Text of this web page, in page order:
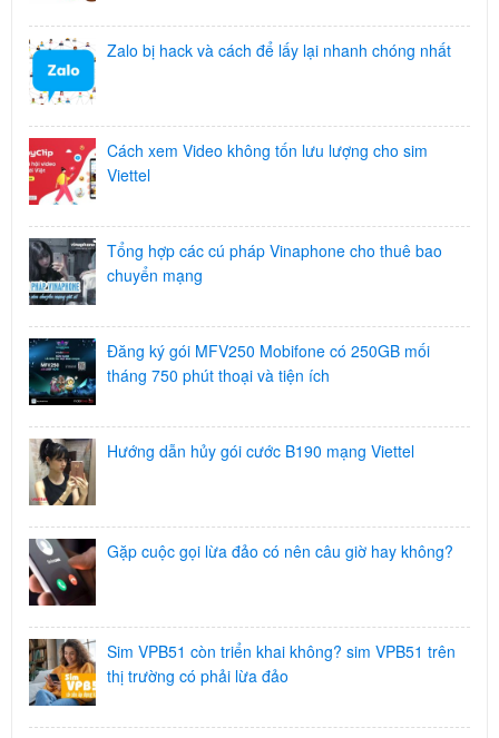
Zalo bị hack và cách để lấy lại nhanh chóng nhất
Cách xem Video không tốn lưu lượng cho sim
Viettel
Tổng hợp các cú pháp Vinaphone cho thuê bao
chuyển mạng
Đăng ký gói MFV250 Mobifone có 250GB mối
tháng 750 phút thoại và tiện ích
Hướng dẫn hủy gói cước B190 mạng Viettel
Gặp cuộc gọi lừa đảo có nên câu giờ hay không?
Sim VPB51 còn triển khai không? sim VPB51 trên
thị trường có phải lừa đảo